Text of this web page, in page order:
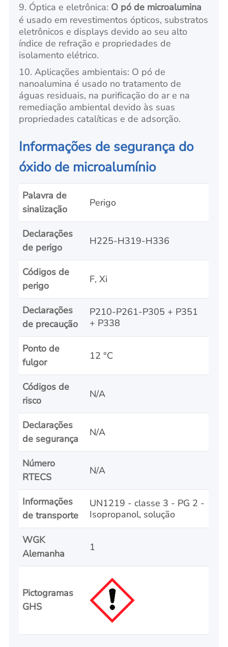
9. Óptica e eletrônica: O pó de microalumina
é usado em revestimentos ópticos, substratos
eletrônicos e displays devido ao seu alto
índice de refração e propriedades de
isolamento elétrico.
10. Aplicações ambientais: O pó de
nanoalumina é usado no tratamento de
águas residuais, na purificação do ar e na
remediação ambiental devido às suas
propriedades catalíticas e de adsorção.
Informações de segurança do
óxido de microalumínio
Palavra de
sinalização
Perigo
Declarações
de perigo
H225-H319-H336
Códigos de
perigo
F, Xi
Declarações
de precaução
P210-P261-P305 + P351
+ P338
Ponto de
fulgor
12 °C
Códigos de
risco
N/A
Declarações
de segurança
N/A
Número
RTECS
N/A
Informações
de transporte
UN1219 - classe 3 - PG 2 -
Isopropanol, solução
WGK
Alemanha
1
Pictogramas
GHS